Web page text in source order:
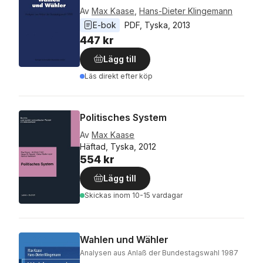
Av Max Kaase Hans-Dieter Klingemann
E-bok
PDF Tyska 2013
447 kr
Lägg till
Läs direkt efter köp
Politisches System
Av Max Kaase
Häftad, Tyska, 2012
554 kr
Lägg till
Skickas inom 10-15 vardagar
Wahlen und Wähler
Analysen aus Anlaß der Bundestagswahl 1987